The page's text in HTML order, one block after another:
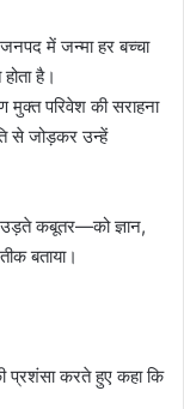
में जन्मा हर बच्चा
है।
मुक्त परिवेश की सराहना
से जोड़कर उन्हें
कबूतर—को ज्ञान,
बताया।
प्रशंसा करते हुए कहा कि